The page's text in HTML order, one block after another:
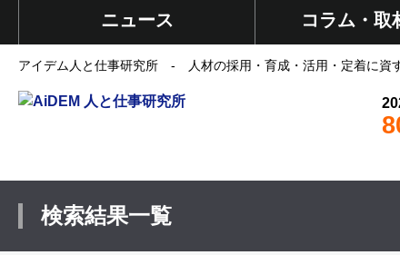
ニュース コラム・取
アイデム人と仕事研究所 - 人材の採用・育成・活用・定着に資
検索結果一覧